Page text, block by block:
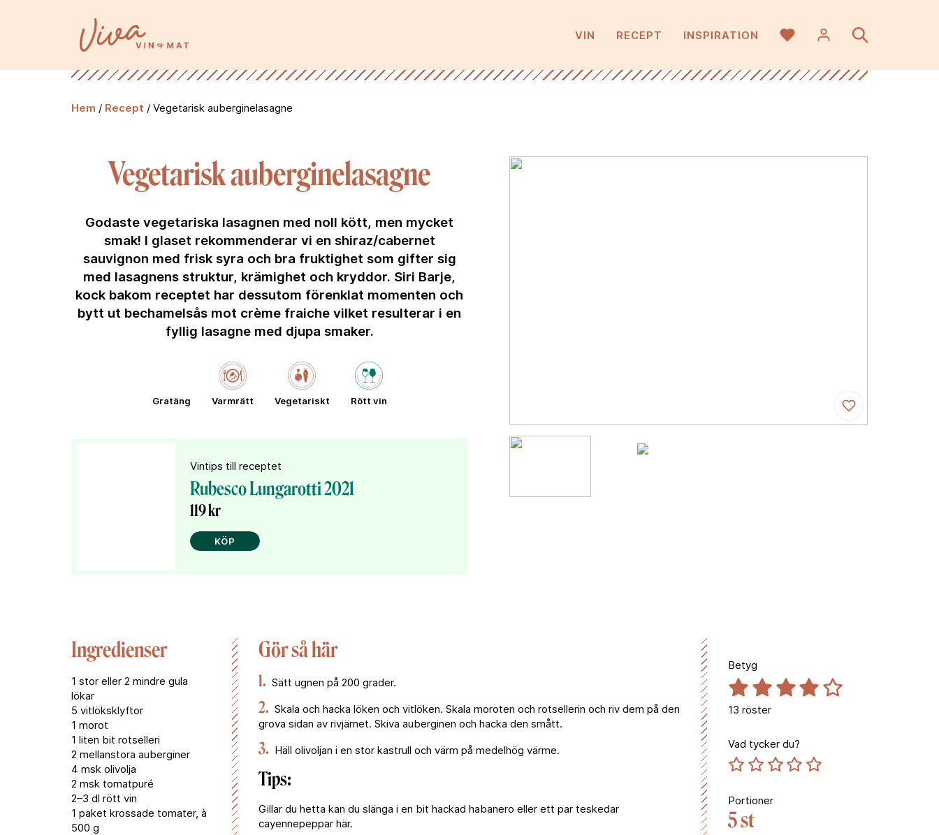
VIN RECEPT INSPIRATION
Hem / Recept / Vegetarisk auberginelasagne
Vegetarisk auberginelasagne
Godaste vegetariska lasagnen med noll kött, men mycket
smak! I glaset rekommenderar vi en shiraz/cabernet
sauvignon med frisk syra och bra fruktighet som gifter sig
med lasagnens struktur, krämighet och kryddor. Siri Barje,
kock bakom receptet har dessutom förenklat momenten och
bytt ut bechamelsås mot crème fraiche vilket resulterar i en
fyllig lasagne med djupa smaker.
Gratäng Varmrätt Vegetariskt Rött vin
Vintips till receptet
Rubesco Lungarotti 2021
119 kr
KÖP
Ingredienser
1 stor eller 2 mindre gula
lökar
5 vitlöksklyftor
1 morot
1 liten bit rotselleri
2 mellanstora auberginer
4 msk olivolja
2 msk tomatpuré
2–3 dl rött vin
1 paket krossade tomater, à
500 g
Gör så här
1. Sätt ugnen på 200 grader.
2. Skala och hacka löken och vitlöken. Skala moroten och rotsellerin och riv dem på den
grova sidan av rivjärnet. Skiva auberginen och hacka den smått.
3. Häll olivoljan i en stor kastrull och värm på medelhög värme.
Tips:
Gillar du hetta kan du slänga i en bit hackad habanero eller ett par teskedar
cayennepeppar här.
Betyg
13 röster
Vad tycker du?
Portioner
5 st